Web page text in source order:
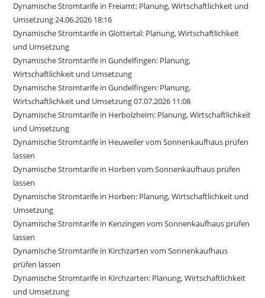
Dynamische Stromtarife in Freiamt: Planung, Wirtschaftlichkeit und
Umsetzung 24.06.2026 18:16
Dynamische Stromtarife in Glottertal: Planung, Wirtschaftlichkeit
und Umsetzung
Dynamische Stromtarife in Gundelfingen: Planung,
Wirtschaftlichkeit und Umsetzung
Dynamische Stromtarife in Gundelfingen: Planung,
Wirtschaftlichkeit und Umsetzung 07.07.2026 11:08
Dynamische Stromtarife in Herbolzheim: Planung, Wirtschaftlichkeit
und Umsetzung
Dynamische Stromtarife in Heuweiler vom Sonnenkaufhaus prüfen
lassen
Dynamische Stromtarife in Horben vom Sonnenkaufhaus prüfen
lassen
Dynamische Stromtarife in Horben: Planung, Wirtschaftlichkeit und
Umsetzung
Dynamische Stromtarife in Kenzingen vom Sonnenkaufhaus prüfen
lassen
Dynamische Stromtarife in Kirchzarten vom Sonnenkaufhaus
prüfen lassen
Dynamische Stromtarife in Kirchzarten: Planung, Wirtschaftlichkeit
und Umsetzung